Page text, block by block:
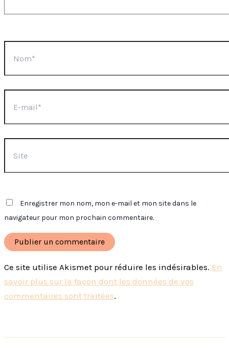
mail*
Enregistrer mon nom, mon e-mail et mon site dans le
navigateur pour mon prochain commentaire.
Ce site utilise Akismet pour réduire les indésirables. En
savoir plus sur la façon dont les données de vos
commentaires sont traitées.